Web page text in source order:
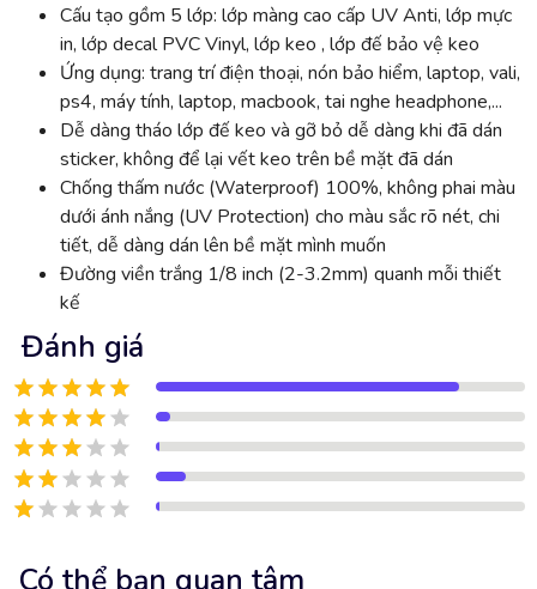
Cấu tạo gồm 5 lớp: lớp màng cao cấp UV Anti, lớp mực
in, lớp decal PVC Vinyl, lớp keo , lớp đế bảo vệ keo
Ứng dụng: trang trí điện thoại, nón bảo hiểm, laptop, vali,
ps4, máy tính, laptop, macbook, tai nghe headphone,...
Dễ dàng tháo lớp đế keo và gỡ bỏ dễ dàng khi đã dán
sticker, không để lại vết keo trên bề mặt đã dán
Chống thấm nước (Waterproof) 100%, không phai màu
dưới ánh nắng (UV Protection) cho màu sắc rõ nét, chi
tiết, dễ dàng dán lên bề mặt mình muốn
Đường viền trắng 1/8 inch (2-3.2mm) quanh mỗi thiết
kế
Đánh giá
Có thể bạn quan tâm